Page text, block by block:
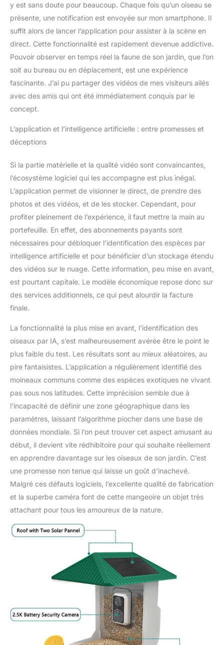
notre application
téléphonique. Vous êtes
toujours à la recherche
d'un cadeau
d'anniversaire pour votre
père ou votre maman ?
Cette mangeoire est
parfaite pour attirer une
variété d'espèces et
amateurs d'oiseaux de
y est sans doute pour beaucoup. Chaque fois qu’un oiseau se
présente, une notification est envoyée sur mon smartphone. Il
suffit alors de lancer l’application pour assister à la scène en
direct. Cette fonctionnalité est rapidement devenue addictive.
Pouvoir observer en temps réel la faune de son jardin, que l’on
soit au bureau ou en déplacement, est une expérience
fascinante. J’ai pu partager des vidéos de mes visiteurs ailés
avec des amis qui ont été immédiatement conquis par le
concept.
L’application et l’intelligence artificielle : entre promesses et
déceptions
Si la partie matérielle et la qualité vidéo sont convaincantes,
l’écosystème logiciel qui les accompagne est plus inégal.
L’application permet de visionner le direct, de prendre des
photos et des vidéos, et de les stocker. Cependant, pour
profiter pleinement de l’expérience, il faut mettre la main au
portefeuille. En effet, des abonnements payants sont
nécessaires pour débloquer l’identification des espèces par
intelligence artificielle et pour bénéficier d’un stockage étendu
des vidéos sur le nuage. Cette information, peu mise en avant,
est pourtant capitale. Le modèle économique repose donc sur
des services additionnels, ce qui peut alourdir la facture
finale.
La fonctionnalité la plus mise en avant, l’identification des
oiseaux par IA, s’est malheureusement avérée être le point le
plus faible du test. Les résultats sont au mieux aléatoires, au
pire fantaisistes. L’application a régulièrement identifié des
moineaux communs comme des espèces exotiques ne vivant
pas sous nos latitudes. Cette imprécision semble due à
l’incapacité de définir une zone géographique dans les
paramètres, laissant l’algorithme piocher dans une base de
données mondiale. Si l’on peut trouver cet aspect amusant au
début, il devient vite rédhibitoire pour qui souhaite réellement
en apprendre davantage sur les oiseaux de son jardin. C’est
une promesse non tenue qui laisse un goût d’inachevé.
Malgré ces défauts logiciels, l’excellente qualité de fabrication
et la superbe caméra font de cette mangeoire un objet très
attachant pour tous les amoureux de la nature.